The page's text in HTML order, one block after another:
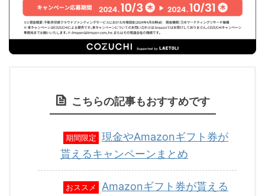
こちらの記事もおすすめです
期間限定
現金やAmazonギフト券が
貰えるキャンペーンまとめ
おススメ Amazonギフト券が貰える